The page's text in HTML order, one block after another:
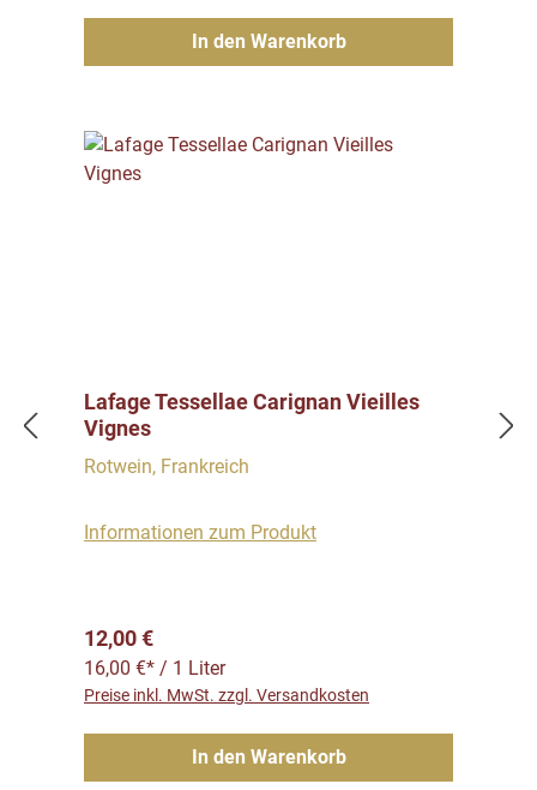
In den Warenkorb
Lafage Tessellae Carignan Vieilles
Vignes
Rotwein, Frankreich
Informationen zum Produkt
Regulärer Preis:
12,00 €
16,00 €* / 1 Liter
Preise inkl. MwSt. zzgl. Versandkosten
In den Warenkorb